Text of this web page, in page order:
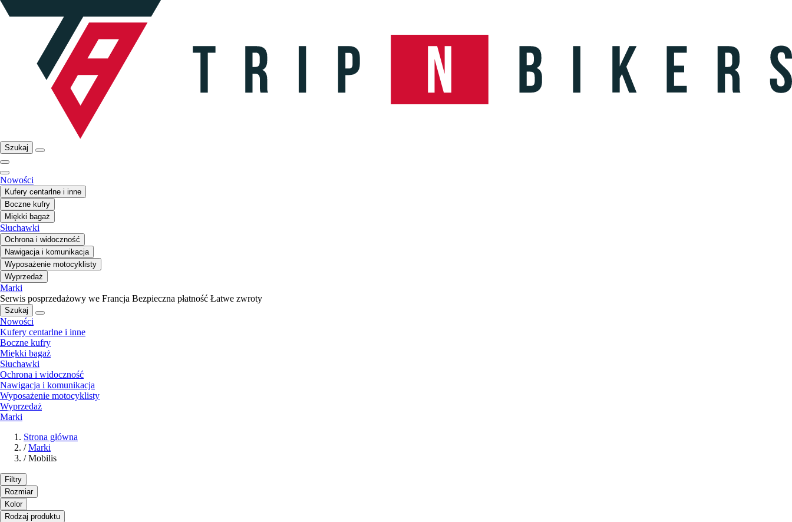
Szukaj
Nowości
Kufery centarlne i inne
Boczne kufry
Miękki bagaż
Słuchawki
Ochrona i widoczność
Nawigacja i komunikacja
Wyposażenie motocyklisty
Wyprzedaż
Marki
Serwis posprzedażowy we Francja Bezpieczna płatność Łatwe zwroty
Szukaj
Nowości
Kufery centarlne i inne
Boczne kufry
Miękki bagaż
Słuchawki
Ochrona i widoczność
Nawigacja i komunikacja
Wyposażenie motocyklisty
Wyprzedaż
Marki
Strona główna
/ Marki
/ Mobilis
Filtry
Rozmiar
Kolor
Rodzaj produktu